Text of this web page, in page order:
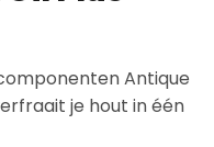
Antique
je hout in één